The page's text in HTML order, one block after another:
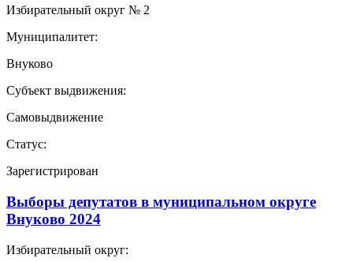
Избирательный округ № 2
Муниципалитет:
Внуково
Субъект выдвижения:
Самовыдвижение
Статус:
Зарегистрирован
Выборы депутатов в муниципальном округе
Внуково 2024
Избирательный округ: